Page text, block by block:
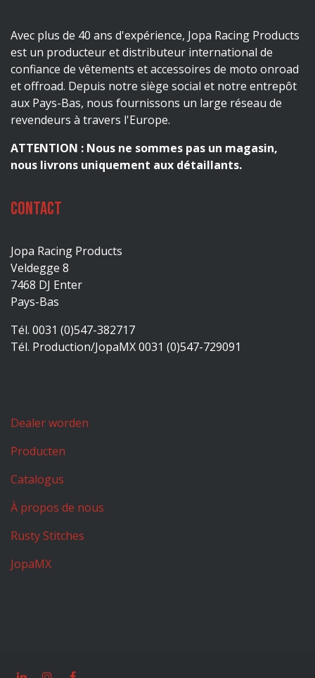
Avec plus de 40 ans d'expérience, Jopa Racing Products
est un producteur et distributeur international de
confiance de vêtements et accessoires de moto onroad
et offroad. Depuis notre siège social et notre entrepôt
aux Pays-Bas, nous fournissons un large réseau de
revendeurs à travers l'Europe.
ATTENTION : Nous ne sommes pas un magasin,
nous livrons uniquement aux détaillants.
Contact
Jopa Racing Products
Veldegge 8
7468 DJ Enter
Pays-Bas
Tél. 0031 (0)547-382717
Tél. Production/JopaMX 0031 (0)547-729091
Dealer worden
Producten
Catalogus
À propos de nous
Rusty Stitches
JopaMX